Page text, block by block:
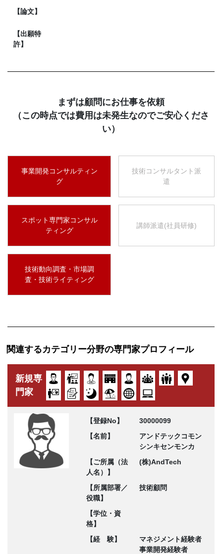
【論文】
【出願特
許】
まずは顧問にお仕事を依頼
（この時点では費用は未発生なのでご安心くださ
い）
事業開発コンサルティン
グ
技術コンサルタント派
遣
スポット専門家コンサル
ティング
講師派遣(社員研修)
技術動向調査・市場調
査・技術ライティング
関連するカテゴリー分野の専門家プロフィール
新規専
門家
【登録No】
30000099
【名前】
アンドテックコモン
シンキセンモンカ
【ご所属（法
人名）】
(株)AndTech
【所属部署／
役職】
技術顧問
【学位・資
格】
【経 験】
マネジメント経験者
事業開発経験者